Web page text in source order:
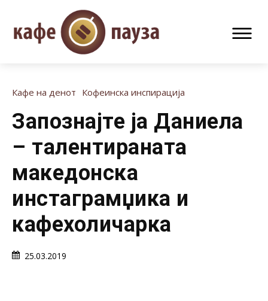
Кафе на денот Кофеинска инспирација
Запознајте ја Даниела
– талентираната
македонска
инстаграмџика и
кафехоличарка
25.03.2019